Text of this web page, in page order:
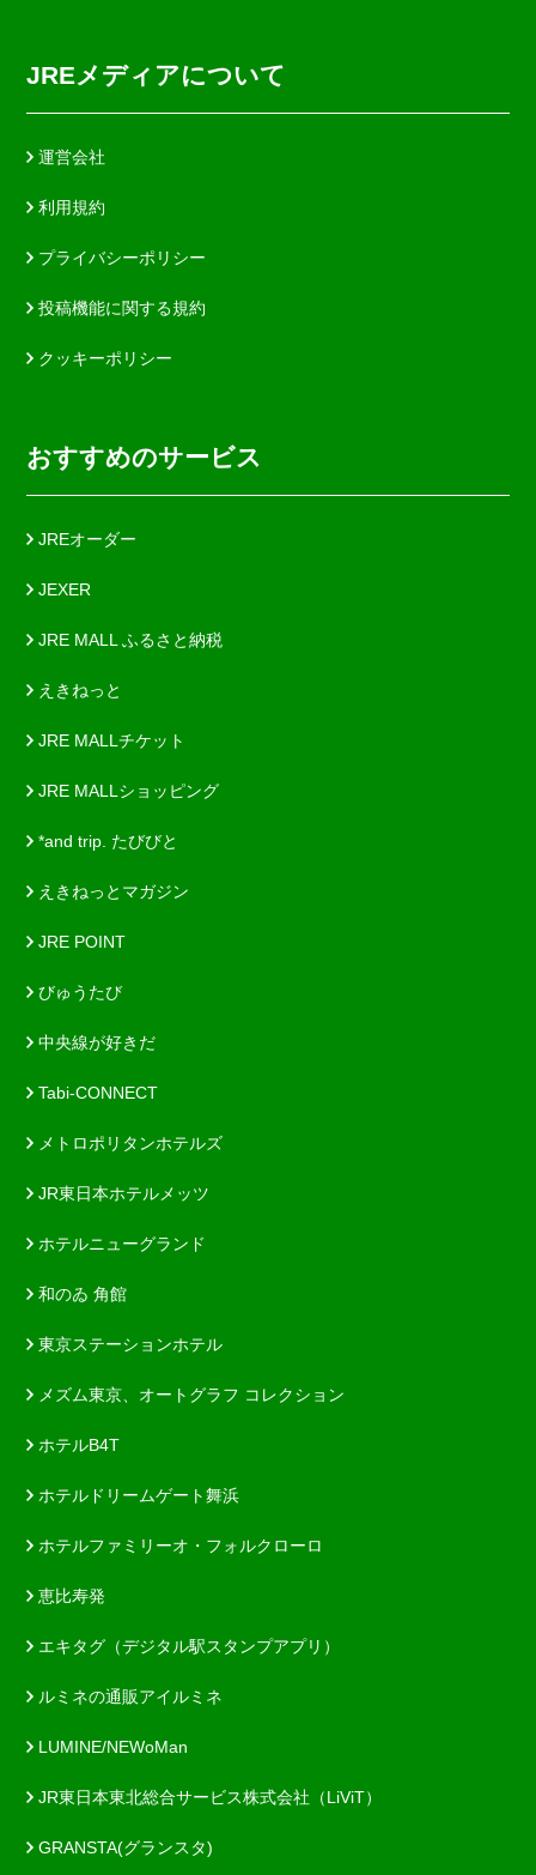
JREメディアについて
運営会社
利用規約
プライバシーポリシー
投稿機能に関する規約
クッキーポリシー
おすすめのサービス
JREオーダー
JEXER
JRE MALL ふるさと納税
えきねっと
JRE MALLチケット
JRE MALLショッピング
*and trip. たびびと
えきねっとマガジン
JRE POINT
びゅうたび
中央線が好きだ
Tabi-CONNECT
メトロポリタンホテルズ
JR東日本ホテルメッツ
ホテルニューグランド
和のゐ 角館
東京ステーションホテル
メズム東京、オートグラフ コレクション
ホテルB4T
ホテルドリームゲート舞浜
ホテルファミリーオ・フォルクローロ
恵比寿発
エキタグ（デジタル駅スタンプアプリ）
ルミネの通販アイルミネ
LUMINE/NEWoMan
JR東日本東北総合サービス株式会社（LiViT）
GRANSTA(グランスタ)